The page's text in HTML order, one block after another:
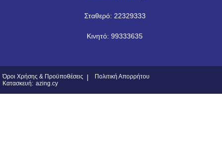
Σταθερό: 22329333
Κινητό: 99333635
Όροι Χρήσης & Προϋποθέσεις |
Πολιτική Απορρήτου
Κατασκευή: azing.cy